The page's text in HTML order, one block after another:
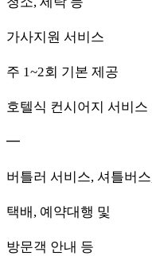
가사지원 서비스
주 1~2회 기본 제공
호텔식 컨시어지 서비스
━
버틀러 서비스, 셔틀버
택배, 예약대행 및
방문객 안내 등